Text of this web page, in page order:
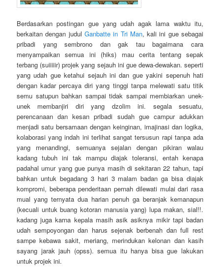
Berdasarkan postingan gue yang udah agak lama waktu itu,
berkaitan dengan judul Ganbatte in Tri Man, kali ini gue sebagai
pribadi yang sembrono dan gak tau bagaimana cara
menyampaikan semua ini (hiks) mau cerita tentang sepak
terbang (suiiiiir) projek yang sejauh ini gue dewa-dewakan. seperti
yang udah gue ketahui sejauh ini dan gue yakini sepenuh hati
dengan kadar percaya diri yang tinggi tanpa melewati satu titik
semu satupun bahkan sampai tidak sampai membiarkan unek-
unek membanjiri diri yang dzolim ini. segala sesuatu,
perencanaan dan kesan pribadi sudah gue campur adukkan
menjadi satu bersamaan dengan keinginan, imajinasi dan logika,
kolaborasi yang indah ini terlihat sangat tersusun rapi tanpa ada
yang menandingi, semuanya sejalan dengan pikiran walau
kadang tubuh ini tak mampu diajak toleransi, entah kenapa
padahal umur yang gue punya masih di sekitaran 22 tahun, tapi
bahkan untuk begadang 3 hari 3 malam badan ga bisa diajak
kompromi, beberapa penderitaan pernah dilewati mulai dari rasa
mual yang ternyata dua harian penuh ga beranjak kemanapun
(kecuali untuk buang kotoran manusia yang) lupa makan, sial!!.
kadang juga karna kepala masih asik asiknya mikir tapi badan
udah sempoyongan dan harus sejenak berbenah dan full rest
sampe kebawa sakit, meriang, merindukan kelonan dan kasih
sayang jarak jauh (opss). semua itu hanya bisa gue lakukan
untuk projek ini.